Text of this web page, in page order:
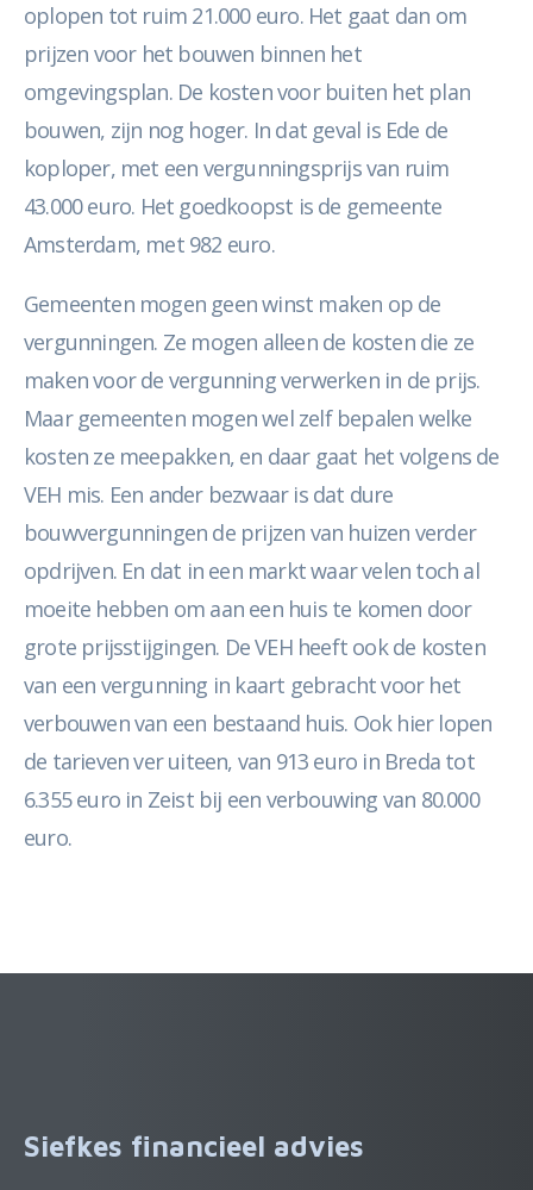
oplopen tot ruim 21.000 euro. Het gaat dan om
prijzen voor het bouwen binnen het
omgevingsplan. De kosten voor buiten het plan
bouwen, zijn nog hoger. In dat geval is Ede de
koploper, met een vergunningsprijs van ruim
43.000 euro. Het goedkoopst is de gemeente
Amsterdam, met 982 euro.
Gemeenten mogen geen winst maken op de
vergunningen. Ze mogen alleen de kosten die ze
maken voor de vergunning verwerken in de prijs.
Maar gemeenten mogen wel zelf bepalen welke
kosten ze meepakken, en daar gaat het volgens de
VEH mis. Een ander bezwaar is dat dure
bouwvergunningen de prijzen van huizen verder
opdrijven. En dat in een markt waar velen toch al
moeite hebben om aan een huis te komen door
grote prijsstijgingen. De VEH heeft ook de kosten
van een vergunning in kaart gebracht voor het
verbouwen van een bestaand huis. Ook hier lopen
de tarieven ver uiteen, van 913 euro in Breda tot
6.355 euro in Zeist bij een verbouwing van 80.000
euro.
Siefkes financieel advies